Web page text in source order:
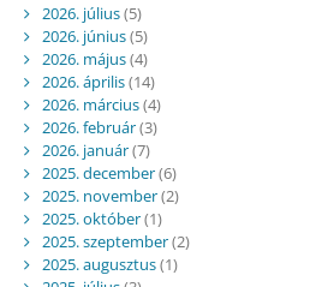
2026. július(5)
2026. június(5)
2026. május(4)
2026. április(14)
2026. március(4)
2026. február(3)
2026. január(7)
2025. december(6)
2025. november(2)
2025. október(1)
2025. szeptember(2)
2025. augusztus(1)